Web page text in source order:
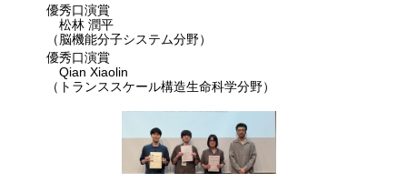
優秀口演賞
松林 潤平
（脳機能分子システム分野）
優秀口演賞
Qian Xiaolin
（トランススケール構造生命科学分野）